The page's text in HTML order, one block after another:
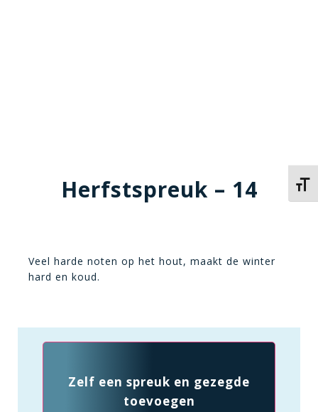
Herfstspreuk – 14
Veel harde noten op het hout, maakt de winter
hard en koud.
Zelf een spreuk en gezegde
toevoegen